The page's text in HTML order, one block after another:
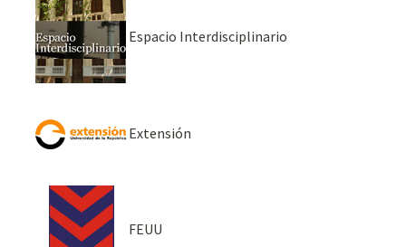
Espacio Interdisciplinario
Extensión
FEUU